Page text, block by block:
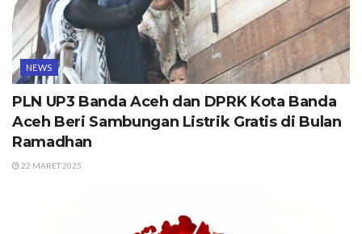
NEWS
PLN UP3 Banda Aceh dan DPRK Kota Banda
Aceh Beri Sambungan Listrik Gratis di Bulan
Ramadhan
22 MARET 2025